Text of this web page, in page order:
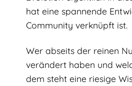
hat eine spannende
Community verknüpft ist.
Wer abseits der reinen
verändert haben und
dem steht eine riesige